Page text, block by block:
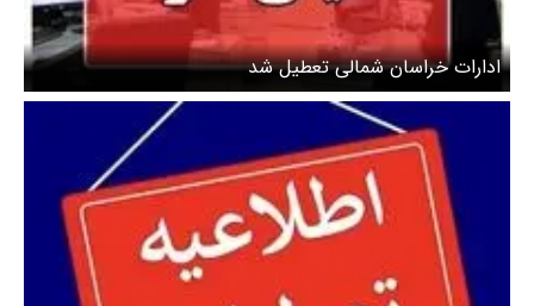
ادارات خراسان شمالی تعطیل شد